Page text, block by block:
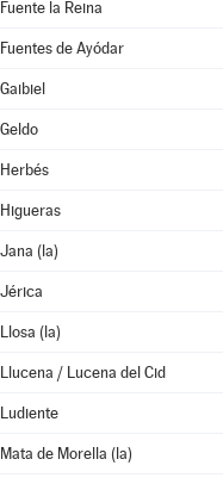
Fuente la Reina
Fuentes de Ayódar
Gaibiel
Geldo
Herbés
Higueras
Jana (la)
Jérica
Llosa (la)
Llucena / Lucena del Cid
Ludiente
Mata de Morella (la)